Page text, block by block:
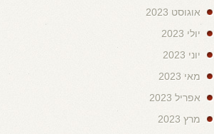
אוגוסט 2023
יולי 2023
יוני 2023
מאי 2023
אפריל 2023
מרץ 2023